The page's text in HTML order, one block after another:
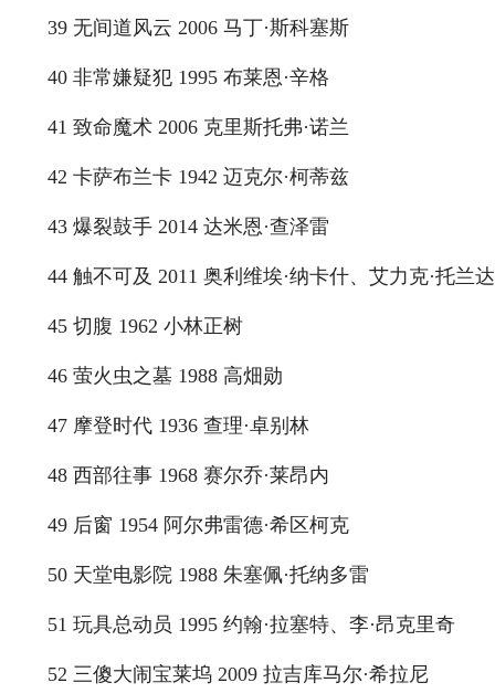
39 无间道风云 2006 马丁·斯科塞斯
40 非常嫌疑犯 1995 布莱恩·辛格
41 致命魔术 2006 克里斯托弗·诺兰
42 卡萨布兰卡 1942 迈克尔·柯蒂兹
43 爆裂鼓手 2014 达米恩·查泽雷
44 触不可及 2011 奥利维埃·纳卡什、艾力克·托兰达
45 切腹 1962 小林正树
46 萤火虫之墓 1988 高畑勋
47 摩登时代 1936 查理·卓别林
48 西部往事 1968 赛尔乔·莱昂内
49 后窗 1954 阿尔弗雷德·希区柯克
50 天堂电影院 1988 朱塞佩·托纳多雷
51 玩具总动员 1995 约翰·拉塞特、李·昂克里奇
52 三傻大闹宝莱坞 2009 拉吉库马尔·希拉尼